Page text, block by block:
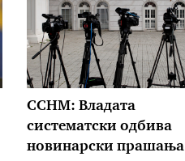
ССНМ: Владата
систематски одбива
новинарски прашања